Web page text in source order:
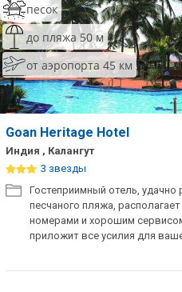
песок
до пляжа 50 м
от аэропорта 45 км
Goan Heritage Hotel
Индия , Калангут
3 звезды
Гостеприимный отель,
песчаного пляжа,
номерами и хорошим
приложит все усилия для